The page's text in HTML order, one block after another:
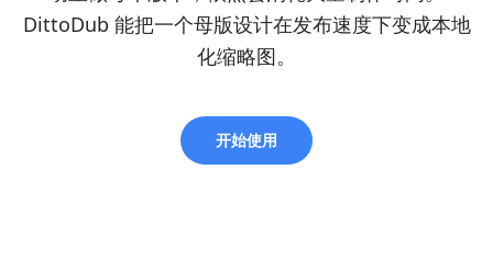
DittoDub 能把一个母版设计在发布速度下变成本地
化缩略图。
开始使用